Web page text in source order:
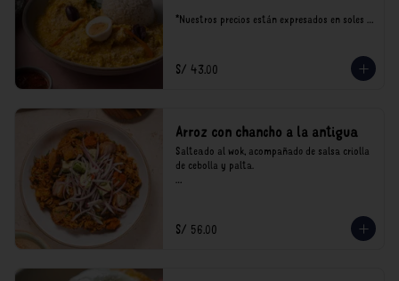
*Nuestros precios están expresados en soles e
S/ 43.00
Arroz con chancho a la antigua
Salteado al wok, acompañado de salsa criolla
de cebolla y palta.
consumo.
S/ 56.00